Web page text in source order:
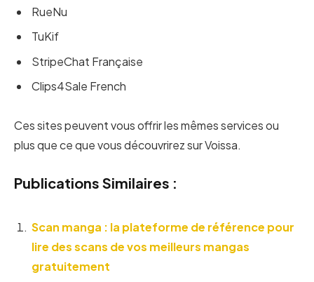
RueNu
TuKif
StripeChat Française
Clips4Sale French
Ces sites peuvent vous offrir les mêmes services ou
plus que ce que vous découvrirez sur Voissa.
Publications Similaires :
Scan manga : la plateforme de référence pour
lire des scans de vos meilleurs mangas
gratuitement